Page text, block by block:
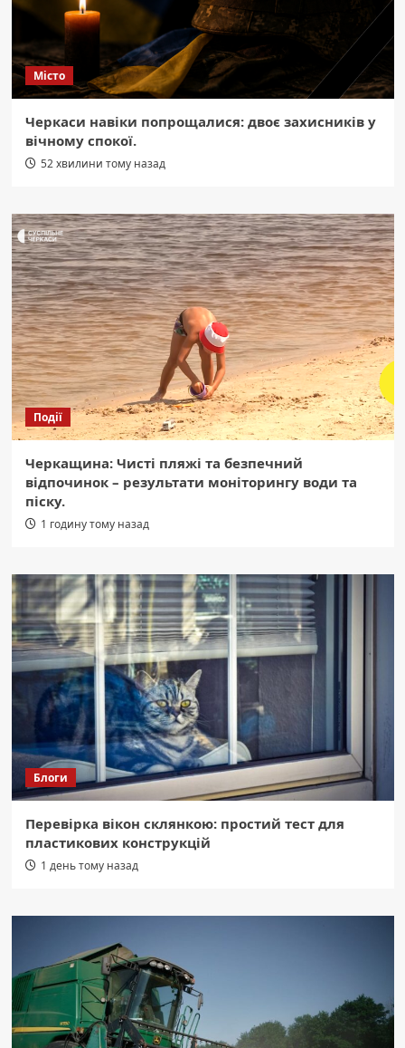
Місто
Черкаси навіки попрощалися: двоє захисників у
вічному спокої.
52 хвилини тому назад
Події
Черкащина: Чисті пляжі та безпечний
відпочинок – результати моніторингу води та
піску.
1 годину тому назад
Блоги
Перевірка вікон склянкою: простий тест для
пластикових конструкцій
1 день тому назад